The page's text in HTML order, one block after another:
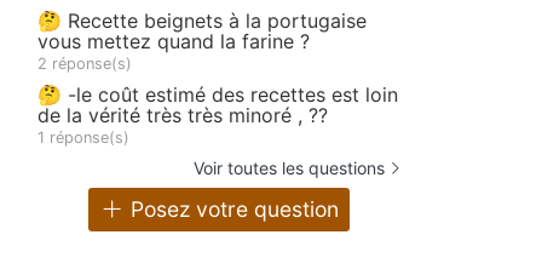
🤔 Recette beignets à la portugaise
vous mettez quand la farine ?
2 réponse(s)
🤔 -le coût estimé des recettes est loin
de la vérité très très minoré , ??
1 réponse(s)
Voir toutes les questions
Posez votre question